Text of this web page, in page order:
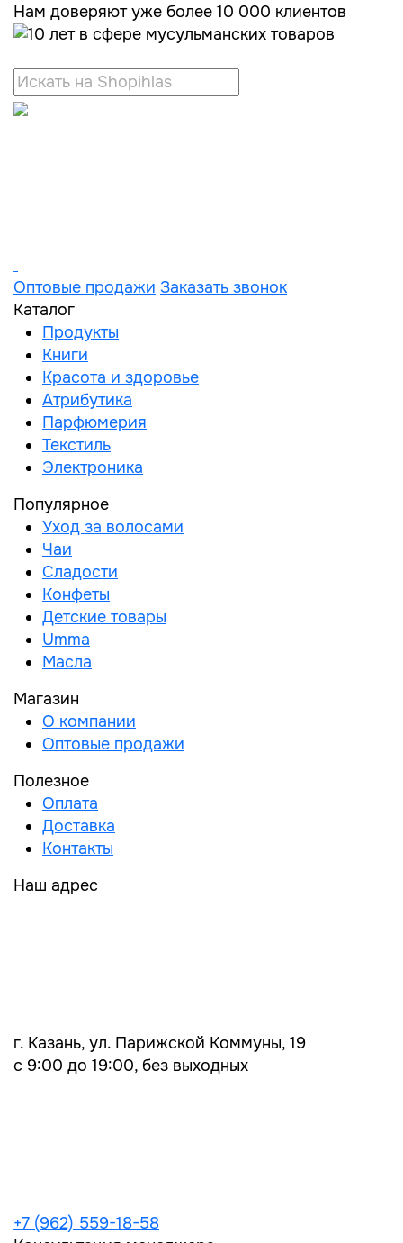
Нам доверяют уже более 10 000 клиентов
Оптовые продажи Заказать звонок
Каталог
Продукты
Книги
Красота и здоровье
Атрибутика
Парфюмерия
Текстиль
Электроника
Популярное
Уход за волосами
Чаи
Сладости
Конфеты
Детские товары
Umma
Масла
Магазин
О компании
Оптовые продажи
Полезное
Оплата
Доставка
Контакты
Наш адрес
г. Казань, ул. Парижской Коммуны, 19
с 9:00 до 19:00, без выходных
+7 (962) 559-18-58